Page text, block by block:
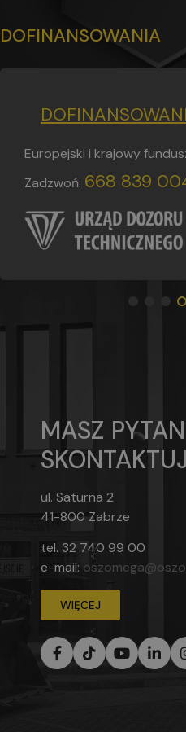
DOFINANSOWANIA
Europejski i krajowy
Zadzwoń: 668 839
DLACZEGO OSZ
OSZ Omega to ponad 25
ponad 42 000
zdawalność egzaminów
CZYTAJ
MASZ
ul. Saturna 2
41-800 Zabrze
tel. 32 740 99 00
e-mail:
WIĘCEJ